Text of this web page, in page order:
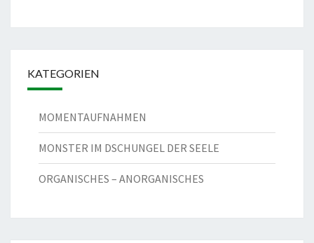
KATEGORIEN
MOMENTAUFNAHMEN
MONSTER IM DSCHUNGEL DER SEELE
ORGANISCHES – ANORGANISCHES